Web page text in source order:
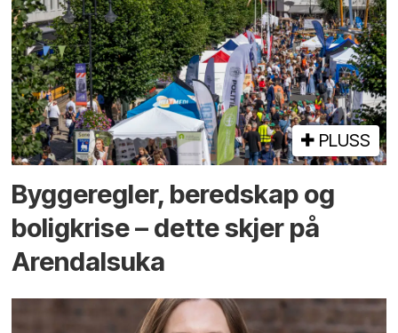
PLUSS
Bygge­regler, beredskap og
bolig­krise – dette skjer på
Arendals­uka